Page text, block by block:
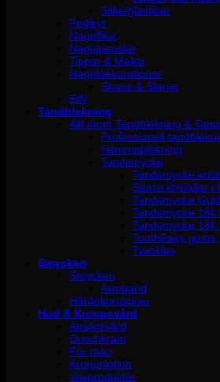
Silke/glasfiber
Pedikyr
Nagelfilar
Nagelpenslar
Tippar & Mallar
Nageldekorationer
Strass & Stenar
Elfil
Tandblekning
Allt inom Tandblekning &
Professionell
Hemmablekning
Tandsmycke
Tandsmycke
Större kristaller i
Tandsmycke
Tandsmycke 18k
Tandsmycke 18k
ToothFairy gems
Twinkles
Smycken
Smycken
Armband
Hårdekorationer
Hud & Kroppsvård
Ansiktsvård
Duschkräm
För män
Kroppslotion
Vaxprodukter